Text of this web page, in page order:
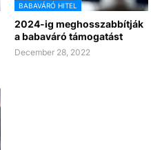
BABAVÁRÓ HITEL
2024-ig meghosszabbítják
a babaváró támogatást
December 28, 2022